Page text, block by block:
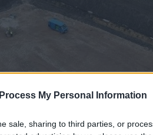
My Personal Information
sale, sharing to third parties, or